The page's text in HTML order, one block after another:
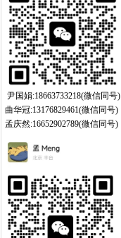
尹国娟:18663733218(微信同号)
曲华冠:13176829461(微信同号)
孟庆然:16652902789(微信同号)